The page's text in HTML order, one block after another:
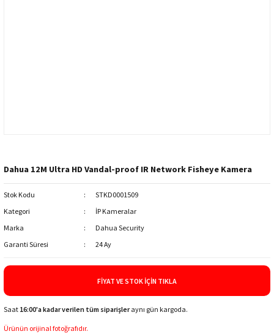
Dahua 12M Ultra HD Vandal-proof IR Network Fisheye Kamera
Stok Kodu
STKD0001509
Kategori
İP Kameralar
Marka
Dahua Security
Garanti Süresi
24 Ay
FIYAT VE STOK İÇIN TIKLA
Saat 16:00'a kadar verilen tüm siparişleraynı gün kargoda.
Ürünün orijinal fotoğrafıdır.